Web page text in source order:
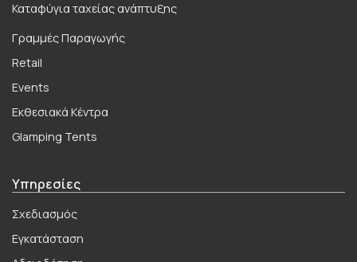
Καταφύγια ταχείας ανάπτυξης
Γραμμές Παραγωγής
Retail
Events
Εκθεσιακά Κέντρα
Glamping Tents
Υπηρεσίες
Σχεδιασμός
Εγκατάσταση